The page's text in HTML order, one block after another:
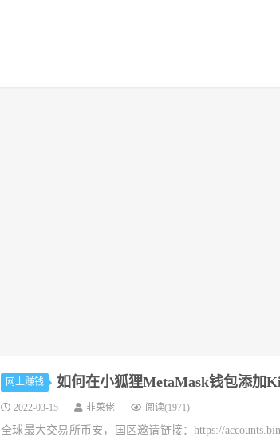
网上赚钱 如何在小狐狸MetaMask钱包添加
2022-03-15 韭菜佬 阅读(1971)
全球最大交易所币安，国区邀请链接：https://